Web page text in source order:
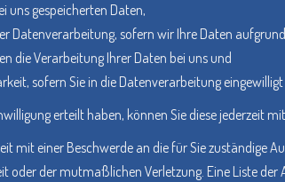
uns gespeicherten Daten,
Datenverarbeitung, sofern wir Ihre Daten
die Verarbeitung Ihrer Daten bei uns und
sofern Sie in die Datenverarbeitung
erteilt haben, können Sie diese jederzeit
mit einer Beschwerde an die für Sie zuständige
oder der mutmaßlichen Verletzung. Eine Liste